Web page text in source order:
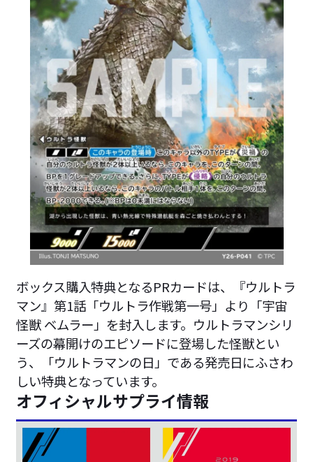
ボックス購入特典となるPRカードは、『ウルトラ
マン』第1話「ウルトラ作戦第一号」より「宇宙
怪獣 ベムラー」を封入します。ウルトラマンシリ
ーズの幕開けのエピソードに登場した怪獣とい
う、「ウルトラマンの日」である発売日にふさわ
しい特典となっています。
オフィシャルサプライ情報